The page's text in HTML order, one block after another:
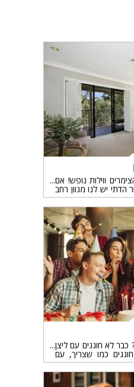
ווילות נופש! אם
הדתי יש לנו מגוון רחב
לא חוגגים עם ליצן
כמו שצריך, עם
טובה. וילה ליום
לחגיגת יום הולדת